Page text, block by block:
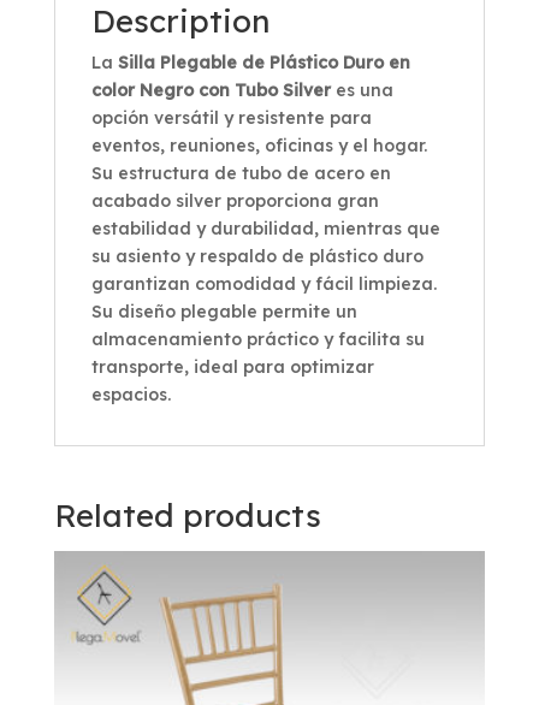
Description
La Silla Plegable de Plástico Duro en
color Negro con Tubo Silveres una
opción versátil y resistente para
eventos, reuniones, oficinas y el hogar.
Su estructura de tubo de acero en
acabado silver proporciona gran
estabilidad y durabilidad, mientras que
su asiento y respaldo de plástico duro
garantizan comodidad y fácil limpieza.
Su diseño plegable permite un
almacenamiento práctico y facilita su
transporte, ideal para optimizar
espacios.
Related products